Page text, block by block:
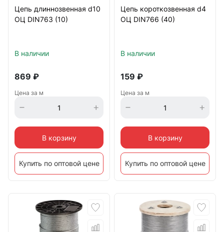
Цепь длиннозвенная d10
ОЦ DIN763 (10)
В наличии
869 ₽
Цена за м
В корзину
Купить по оптовой цене
Цепь короткозвенная d4
ОЦ DIN766 (40)
В наличии
159 ₽
Цена за м
В корзину
Купить по оптовой цене